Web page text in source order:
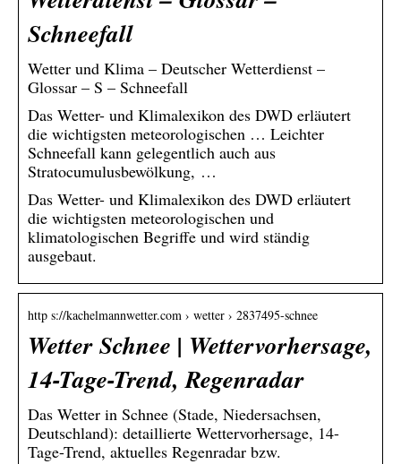
Schneefall
Wetter und Klima – Deutscher Wetterdienst –
Glossar – S – Schneefall
Das Wetter- und Klimalexikon des DWD erläutert
die wichtigsten meteorologischen … Leichter
Schneefall kann gelegentlich auch aus
Stratocumulusbewölkung, …
Das Wetter- und Klimalexikon des DWD erläutert
die wichtigsten meteorologischen und
klimatologischen Begriffe und wird ständig
ausgebaut.
http s://kachelmannwetter.com › wetter › 2837495-schnee
Wetter Schnee | Wettervorhersage,
14-Tage-Trend, Regenradar
Das Wetter in Schnee (Stade, Niedersachsen,
Deutschland): detaillierte Wettervorhersage, 14-
Tage-Trend, aktuelles Regenradar bzw.